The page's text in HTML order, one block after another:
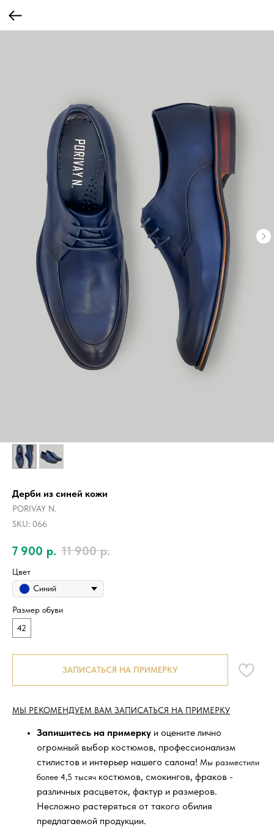
Дерби из синей кожи
PORIVAY N.
SKU: 066
7 900 р. 11 900 р.
Цвет
Синий
Размер обуви
42
ЗАПИСАТЬСЯ НА ПРИМЕРКУ
МЫ РЕКОМЕНДУЕМ ВАМ ЗАПИСАТЬСЯ НА ПРИМЕРКУ
Запишитесь на примерку и оцените лично
огромный выбор костюмов, профессионализм
стилистов и интерьер нашего салона! Мы разместили
более 4,5 тысяч костюмов, смокингов, фраков -
различных расцветок, фактур и размеров.
Несложно растеряться от такого обилия
предлагаемой продукции.